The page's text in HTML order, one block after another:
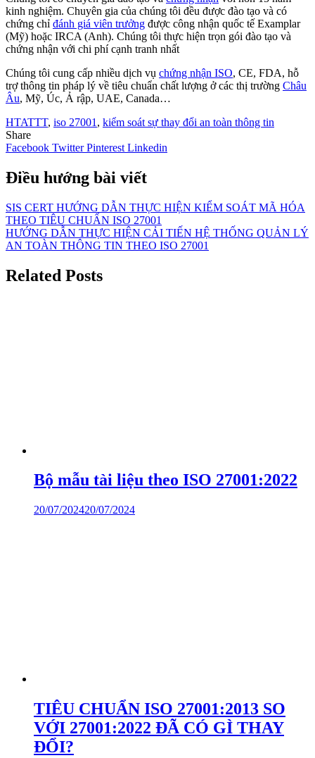
kinh nghiệm. Chuyên gia của chúng tôi đều được đào tạo và có
chứng chỉ đánh giá viên trưởng được công nhận quốc tế Examplar
(Mỹ) hoặc IRCA (Anh). Chúng tôi thực hiện trọn gói đào tạo và
chứng nhận với chi phí cạnh tranh nhất
Chúng tôi cung cấp nhiều dịch vụ chứng nhận ISO, CE, FDA, hỗ
trợ thông tin pháp lý về tiêu chuẩn chất lượng ở các thị trường Châu
Âu, Mỹ, Úc, Ả rập, UAE, Canada…
HTATTT, iso 27001 , kiểm soát sự thay đổi an toàn thông tin
Share
Facebook TwitterPinterest Linkedin
Điều hướng bài viết
SIS CERT HƯỚNG DẪN THỰC HIỆN KIỂM SOÁT MÃ HÓA
THEO TIÊU CHUẨN ISO 27001
HƯỚNG DẪN THỰC HIỆN CẢI TIẾN HỆ THỐNG QUẢN LÝ
AN TOÀN THÔNG TIN THEO ISO 27001
Related Posts
Bộ mẫu tài liệu theo ISO 27001:2022
20/07/202420/07/2024
TIÊU CHUẨN ISO 27001:2013 SO
VỚI 27001:2022 ĐÃ CÓ GÌ THAY
ĐỔI?